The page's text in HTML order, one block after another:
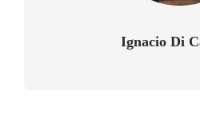
Ignacio Di